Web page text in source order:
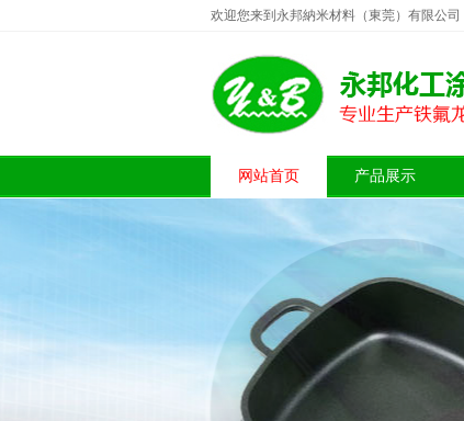
欢迎您来到永邦納米材料（東莞）有限公司
网站首页 产品展示